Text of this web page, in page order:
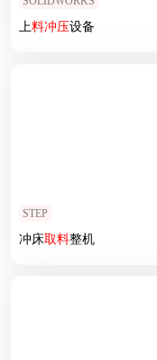
上料冲压设备
STEP
冲床取料整机